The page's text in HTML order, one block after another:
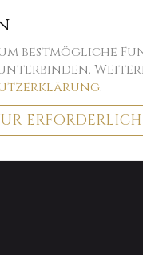
um bestmögliche
.